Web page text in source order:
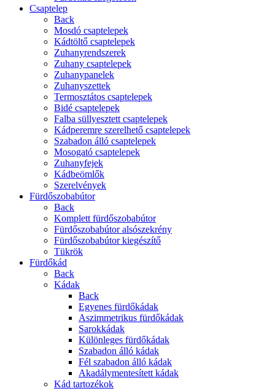
Csaptelep
Back
Mosdó csaptelepek
Kádtöltő csaptelepek
Zuhanyrendszerek
Zuhany csaptelepek
Zuhanypanelek
Zuhanyszettek
Termosztátos csaptelepek
Bidé csaptelepek
Falba süllyesztett csaptelepek
Kádperemre szerelhető csaptelepek
Szabadon álló csaptelepek
Mosogató csaptelepek
Zuhanyfejek
Kádbeömlők
Szerelvények
Fürdőszobabútor
Back
Komplett fürdőszobabútor
Fürdőszobabútor alsószekrény
Fürdőszobabútor kiegészítő
Tükrök
Fürdőkád
Back
Kádak
Back
Egyenes fürdőkádak
Aszimmetrikus fürdőkádak
Sarokkádak
Különleges fürdőkádak
Szabadon álló kádak
Fél szabadon álló kádak
Akadálymentesített kádak
Kád tartozékok